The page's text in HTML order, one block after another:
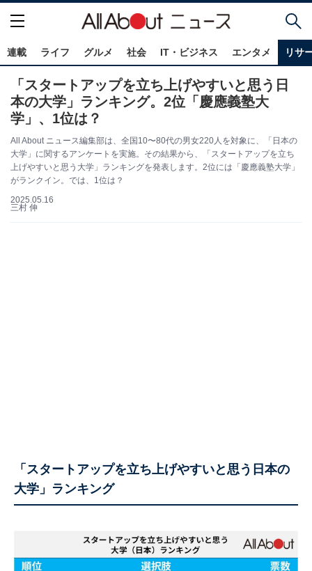
連載 ライフ グルメ 社会 IT・ビジネス エンタメ リサ
「スタートアップを立ち上げやすいと思う日
本の大学」ランキング。2位「慶應義塾大
学」、1位は？
All About ニュース編集部は、全国10〜80代の男女220人を対象に、「日本の
大学」に関するアンケートを実施。その結果から、「スタートアップを立ち
上げやすいと思う大学」ランキングを発表します。2位には「慶應義塾大学」
がランクイン。では、1位は？
2025.05.16
三村 伸
「スタートアップを立ち上げやすいと思う日本の
大学」ランキング